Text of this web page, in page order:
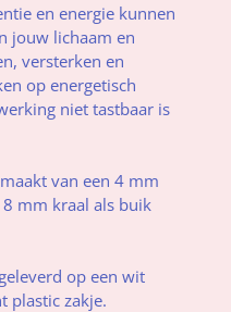
en energie kunnen
jouw lichaam en
versterken en
op energetisch
niet tastbaar is
van een 4 mm
mm kraal als buik
op een wit
plastic zakje.